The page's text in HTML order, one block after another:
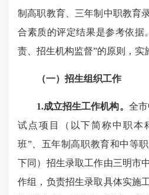
制高职教育、三年制中职教育
合素质的评定结果是参考依据
责、招生机构监督”的原则，实
（一）招生组织工作
1.成立招生工作机构。 全
试点项目（以下简称中职本
班”、五年制高职教育和中等
下同）招生录取工作由三明市
作组，负责招生录取具体实施